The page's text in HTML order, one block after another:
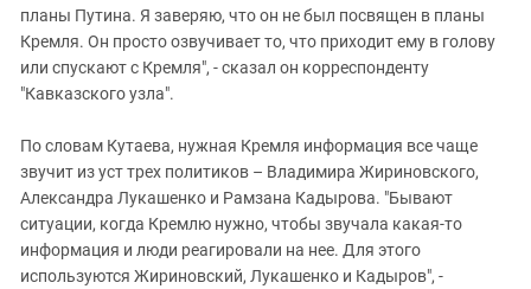
планы Путина. Я заверяю, что он не был посвящен в планы
Кремля. Он просто озвучивает то, что приходит ему в голову
или спускают с Кремля", - сказал он корреспонденту
"Кавказского узла".
По словам Кутаева, нужная Кремля информация все чаще
звучит из уст трех политиков – Владимира Жириновского,
Александра Лукашенко и Рамзана Кадырова. "Бывают
ситуации, когда Кремлю нужно, чтобы звучала какая-то
информация и люди реагировали на нее. Для этого
используются Жириновский, Лукашенко и Кадыров", -